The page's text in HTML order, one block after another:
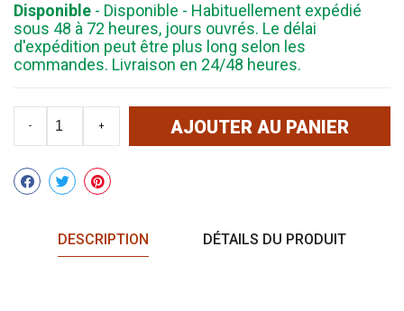
Disponible - Disponible - Habituellement expédié
sous 48 à 72 heures, jours ouvrés. Le délai
d'expédition peut être plus long selon les
commandes. Livraison en 24/48 heures.
- + AJOUTER AU PANIER
Partager
DESCRIPTION DÉTAILS DU PRODUIT